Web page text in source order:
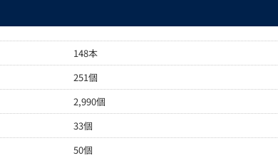
148本
251個
2,990個
33個
50個